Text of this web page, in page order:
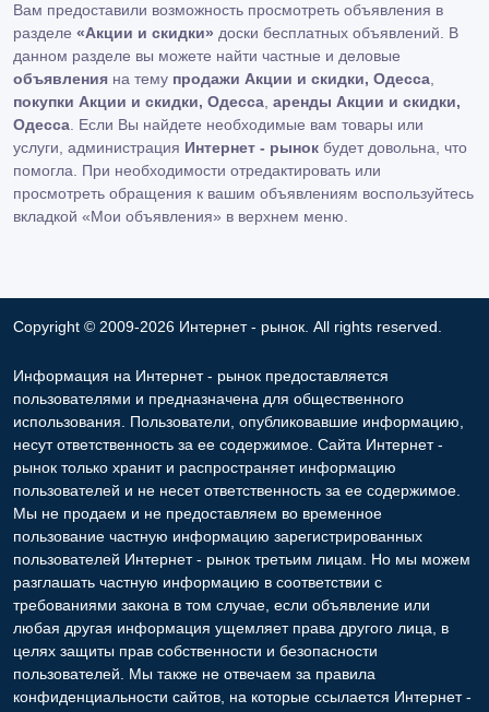
Вам предоставили возможность просмотреть объявления в
разделе «Акции и скидки» доски бесплатных объявлений. В
данном разделе вы можете найти частные и деловые
объявления на тему продажи Акции и скидки, Одесса
покупки Акции и скидки, Одесса аренды Акции и скидки,
Одесса . Если Вы найдете необходимые вам товары или
услуги, администрация Интернет - рынок будет довольна, что
помогла. При необходимости отредактировать или
просмотреть обращения к вашим объявлениям воспользуйтесь
вкладкой «Мои объявления» в верхнем меню.
Copyright © 2009-2026 Интернет - рынок. All rights reserved.
Информация на Интернет - рынок предоставляется
пользователями и предназначена для общественного
использования. Пользователи, опубликовавшие информацию,
несут ответственность за ее содержимое. Сайта Интернет -
рынок только хранит и распространяет информацию
пользователей и не несет ответственность за ее содержимое.
Мы не продаем и не предоставляем во временное
пользование частную информацию зарегистрированных
пользователей Интернет - рынок третьим лицам. Но мы можем
разглашать частную информацию в соответствии с
требованиями закона в том случае, если объявление или
любая другая информация ущемляет права другого лица, в
целях защиты прав собственности и безопасности
пользователей. Мы также не отвечаем за правила
конфиденциальности сайтов, на которые ссылается Интернет -